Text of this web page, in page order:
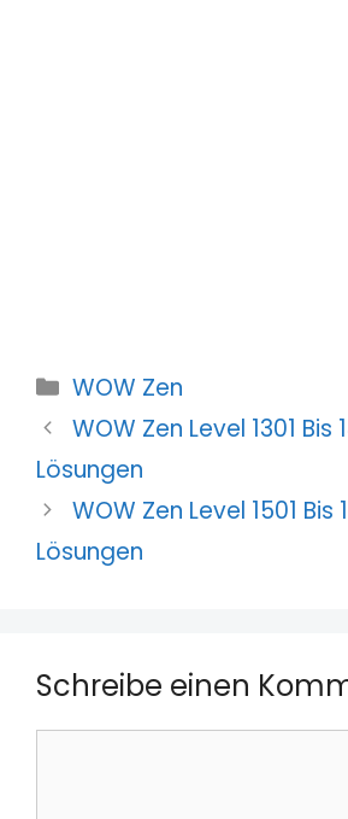
Kategorien
WOW Zen
WOW Zen Level 1301 Bis
Lösungen
WOW Zen Level 1501 Bis
Lösungen
Schreibe einen